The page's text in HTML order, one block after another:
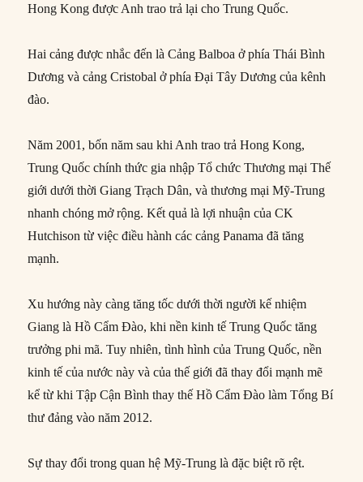
Hong Kong được Anh trao trả lại cho Trung Quốc.
Hai cảng được nhắc đến là Cảng Balboa ở phía Thái Bình
Dương và cảng Cristobal ở phía Đại Tây Dương của kênh
đào.
Năm 2001, bốn năm sau khi Anh trao trả Hong Kong,
Trung Quốc chính thức gia nhập Tổ chức Thương mại Thế
giới dưới thời Giang Trạch Dân, và thương mại Mỹ-Trung
nhanh chóng mở rộng. Kết quả là lợi nhuận của CK
Hutchison từ việc điều hành các cảng Panama đã tăng
mạnh.
Xu hướng này càng tăng tốc dưới thời người kế nhiệm
Giang là Hồ Cẩm Đào, khi nền kinh tế Trung Quốc tăng
trưởng phi mã. Tuy nhiên, tình hình của Trung Quốc, nền
kinh tế của nước này và của thế giới đã thay đổi mạnh mẽ
kể từ khi Tập Cận Bình thay thế Hồ Cẩm Đào làm Tổng Bí
thư đảng vào năm 2012.
Sự thay đổi trong quan hệ Mỹ-Trung là đặc biệt rõ rệt.